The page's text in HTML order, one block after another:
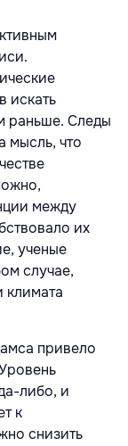
искать
раньше. Следы
мысль, что
между
их
ученые
случае,
климата
привело
либо, и
к
снизить